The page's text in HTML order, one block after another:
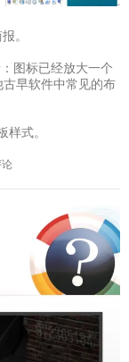
。
图标已经放大一个
早软件中常见的布
式。